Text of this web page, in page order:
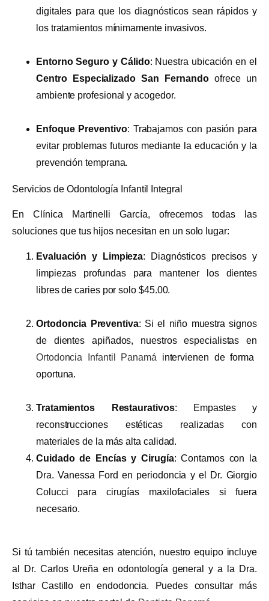
digitales para que los diagnósticos sean rápidos y
los tratamientos mínimamente invasivos.
Entorno Seguro y Cálido: Nuestra ubicación en el
Centro Especializado San Fernandoofrece un
ambiente profesional y acogedor.
Enfoque Preventivo: Trabajamos con pasión para
evitar problemas futuros mediante la educación y la
prevención temprana.
Servicios de Odontología Infantil Integral
En Clínica Martinelli García, ofrecemos todas las
soluciones que tus hijos necesitan en un solo lugar:
Evaluación y Limpieza: Diagnósticos precisos y
limpiezas profundas para mantener los dientes
libres de caries por solo $45.00.
Ortodoncia Preventiva: Si el niño muestra signos
de dientes apiñados, nuestros especialistas en
Ortodoncia Infantil Panamá intervienen de forma
oportuna.
Tratamientos Restaurativos: Empastes y
reconstrucciones estéticas realizadas con
materiales de la más alta calidad.
Cuidado de Encías y Cirugía: Contamos con la
Dra. Vanessa Ford en periodoncia y el Dr. Giorgio
Colucci para cirugías maxilofaciales si fuera
necesario.
Si tú también necesitas atención, nuestro equipo incluye
al Dr. Carlos Ureña en odontología general y a la Dra.
Isthar Castillo en endodoncia. Puedes consultar más